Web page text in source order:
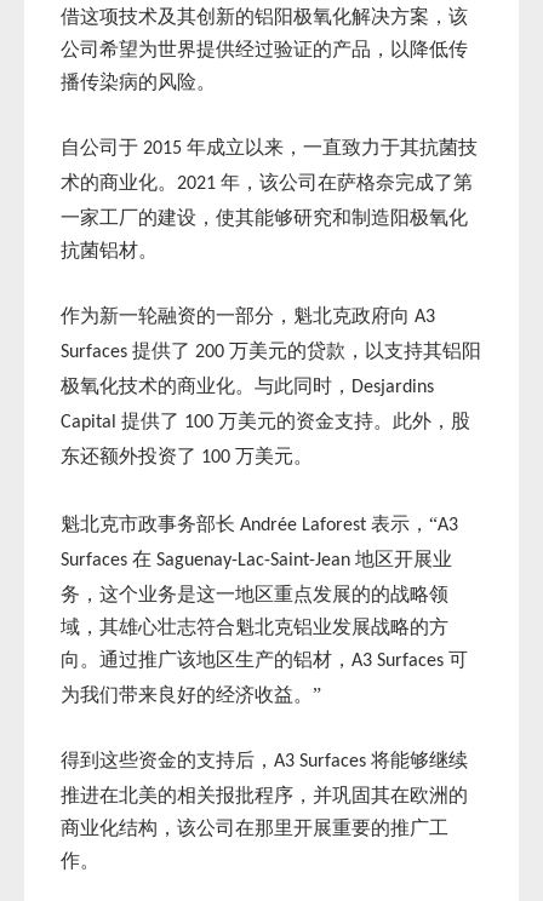
借这项技术及其创新的铝阳极氧化解决方案，该
公司希望为世界提供经过验证的产品，以降低传
播传染病的风险。
自公司于 2015 年成立以来，一直致力于其抗菌技
术的商业化。 2021 年，该公司在萨格奈完成了第
一家工厂的建设，使其能够研究和制造阳极氧化
抗菌铝材。
作为新一轮融资的一部分，魁北克政府向 A3
Surfaces 提供了 200 万美元的贷款，以支持其铝阳
极氧化技术的商业化。与此同时， Desjardins
Capital 提供了 100 万美元的资金支持。此外，股
东还额外投资了 100 万美元。
魁北克市政事务部长 Andrée Laforest 表示，“A3
Surfaces 在 Saguenay-Lac-Saint-Jean 地区开展业
务，这个业务是这一地区重点发展的的战略领
域，其雄心壮志符合魁北克铝业发展战略的方
向。通过推广该地区生产的铝材， A3 Surfaces 可
为我们带来良好的经济收益。”
得到这些资金的支持后， A3 Surfaces 将能够继续
推进在北美的相关报批程序，并巩固其在欧洲的
商业化结构，该公司在那里开展重要的推广工
作。